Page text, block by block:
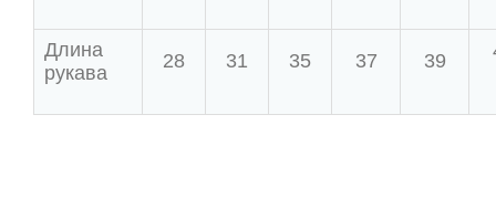
Длина
рукава
28 31 35 37 39